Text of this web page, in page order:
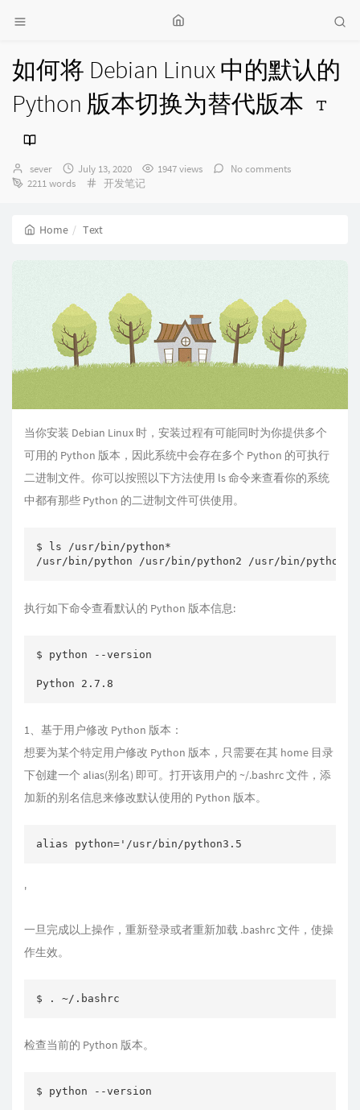
如何将 Debian Linux 中的默认的
Python 版本切换为替代版本
Author：
sever
发
July 13, 2020 1947 views
No comments
2211 words
Categories：
开发笔记
Home Text
当你安装 Debian Linux 时，安装过程有可能同时为你提供多个
可用的 Python 版本，因此系统中会存在多个 Python 的可执行
二进制文件。你可以按照以下方法使用 ls 命令来查看你的系统
中都有那些 Python 的二进制文件可供使用。
$ ls /usr/bin/python*
执行如下命令查看默认的 Python 版本信息:
$ python --version
1、基于用户修改 Python 版本：
想要为某个特定用户修改 Python 版本，只需要在其 home 目录
下创建一个 alias(别名) 即可。打开该用户的 ~/.bashrc 文件，添
加新的别名信息来修改默认使用的 Python 版本。
alias python='/usr/bin/python3.5
'
一旦完成以上操作，重新登录或者重新加载 .bashrc 文件，使操
作生效。
检查当前的 Python 版本。
$ python --version